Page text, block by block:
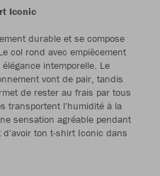
Iconic
durable et se compose
col rond avec empiècement
intemporelle. Le
vont de pair, tandis
de rester au frais par tous
transportent l'humidité à la
sensation agréable pendant
ton t-shirt Iconic dans